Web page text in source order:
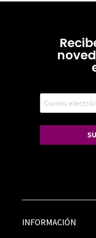
INFORMACIÓN